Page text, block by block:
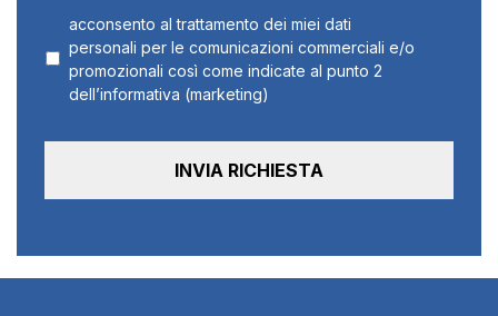
acconsento al trattamento dei miei dati
personali per le comunicazioni commerciali e/o
promozionali così come indicate al punto 2
dell’informativa (marketing)